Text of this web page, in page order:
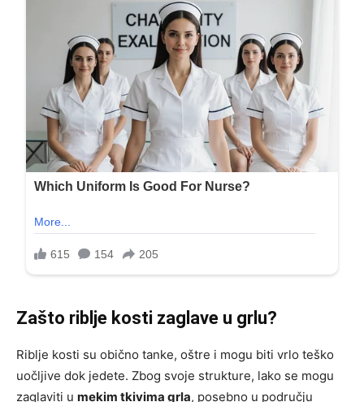
Zašto riblje kosti zaglave u grlu?
Riblje kosti su obično tanke, oštre i mogu biti vrlo teško
uočljive dok jedete. Zbog svoje strukture, lako se mogu
zaglaviti u mekim tkivima grla, posebno u području